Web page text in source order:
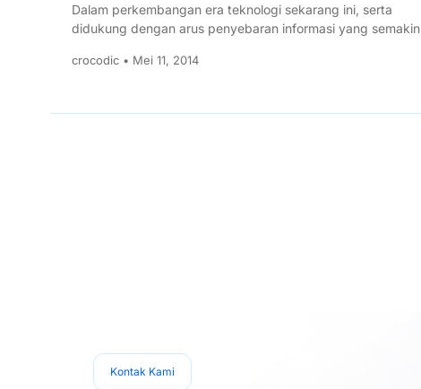
Dalam perkembangan era teknologi sekarang ini, serta
didukung dengan arus penyebaran informasi yang semakin
crocodic • Mei 11, 2014
Kontak Kami